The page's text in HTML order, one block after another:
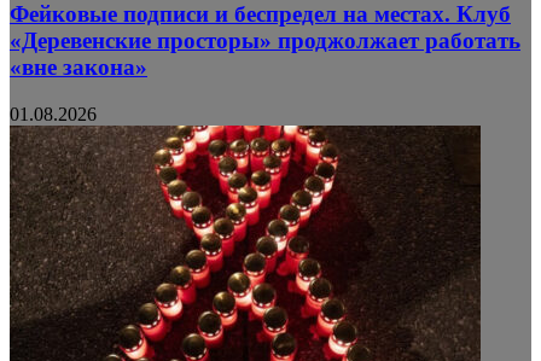
Фейковые подписи и беспредел на местах. Клуб
«Деревенские просторы» проджолжает работать
«вне закона»
01.08.2026